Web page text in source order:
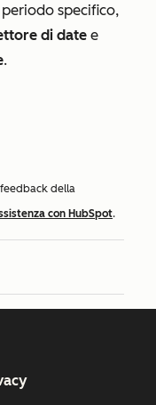
specifico,
di date e
.
della
con HubSpot.